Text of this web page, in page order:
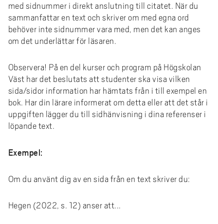
med sidnummer i direkt anslutning till citatet. När du
sammanfattar en text och skriver om med egna ord
behöver inte sidnummer vara med, men det kan anges
om det underlättar för läsaren.
Observera! På en del kurser och program på Högskolan
Väst har det beslutats att studenter ska visa vilken
sida/sidor information har hämtats från i till exempel en
bok. Har din lärare informerat om detta eller att det står i
uppgiften lägger du till sidhänvisning i dina referenser i
löpande text.
Exempel:
Om du använt dig av en sida från en text skriver du:
Hegen (2022, s. 12) anser att...